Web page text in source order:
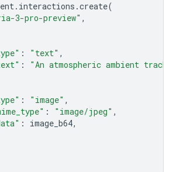
. interactions .create(
3-pro-preview" ,
: "text" ,
:
"An atmospheric ambient
: "image" ,
: "image/jpeg" ,
: image_b64,